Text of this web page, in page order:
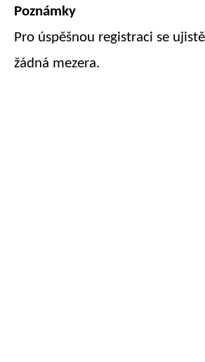
Poznámky
Pro úspěšnou registraci se
žádná mezera.